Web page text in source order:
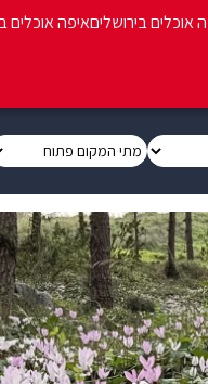
אוכלים בירושליםאיפה אוכלים